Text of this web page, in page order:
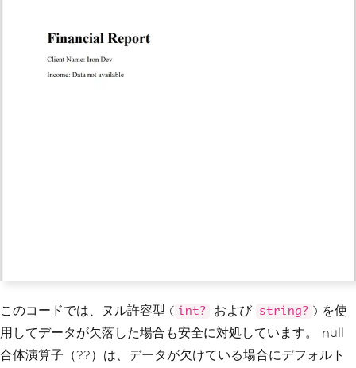
Console
ed Successfully.");
}
このコードでは、ヌル許容型 ( int? および string? ) を使
用してデータが欠落した場合も安全に対処しています。 null
合体演算子（??）は、データが欠けている場合にデフォルト